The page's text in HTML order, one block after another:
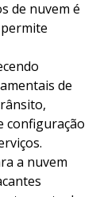
de nuvem é
de
configuração
a nuvem